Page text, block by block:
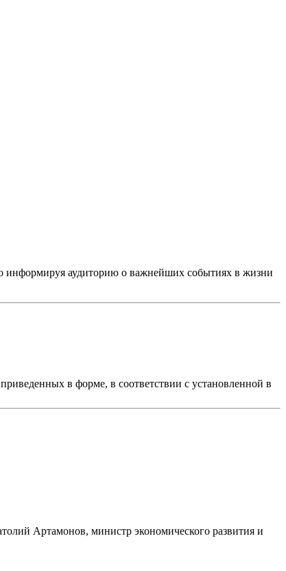
информируя аудиторию о важнейших событиях в жизни
в форме, в соответствии с установленной в
Артамонов, министр экономического развития и